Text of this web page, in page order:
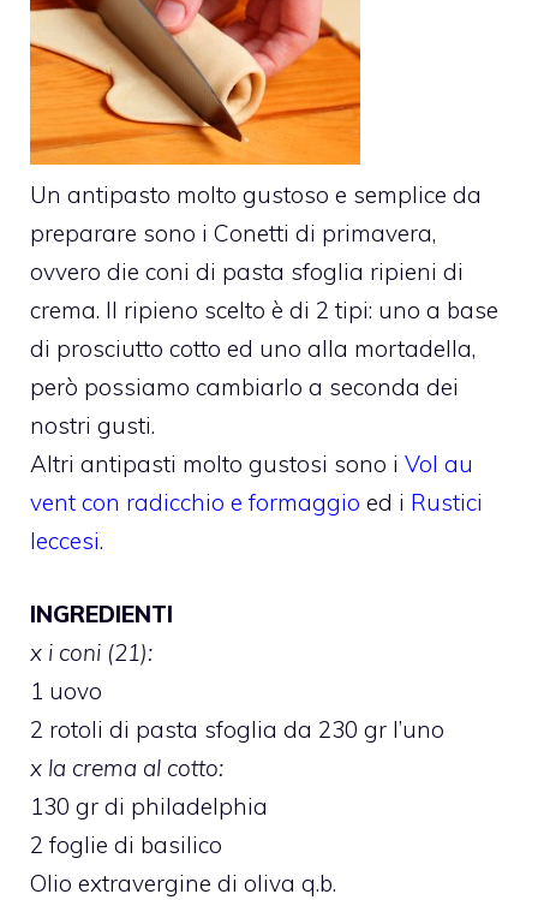
Un antipasto molto gustoso e semplice da
preparare sono i Conetti di primavera,
ovvero die coni di pasta sfoglia ripieni di
crema. Il ripieno scelto è di 2 tipi: uno a base
di prosciutto cotto ed uno alla mortadella,
però possiamo cambiarlo a seconda dei
nostri gusti.
Altri antipasti molto gustosi sono i Vol au
vent con radicchio e formaggio ed i Rustici
leccesi.
INGREDIENTI
x i coni (21):
1 uovo
2 rotoli di pasta sfoglia da 230 gr l’uno
x la crema al cotto:
130 gr di philadelphia
2 foglie di basilico
Olio extravergine di oliva q.b.